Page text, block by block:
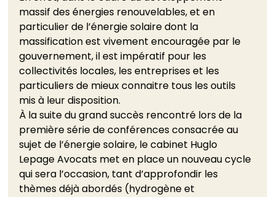
massif des énergies renouvelables, et en
particulier de l’énergie solaire dont la
massification est vivement encouragée par le
gouvernement, il est impératif pour les
collectivités locales, les entreprises et les
particuliers de mieux connaitre tous les outils
mis à leur disposition.
À la suite du grand succès rencontré lors de la
première série de conférences consacrée au
sujet de l’énergie solaire, le cabinet Huglo
Lepage Avocats met en place un nouveau cycle
qui sera l’occasion, tant d’approfondir les
thèmes déjà abordés (hydrogène et